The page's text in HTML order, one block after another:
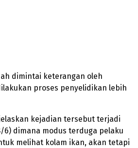
dimintai keterangan oleh
proses penyelidikan lebih
kejadian tersebut terjadi
6) dimana modus terduga pelaku
melihat kolam ikan, akan tetapi